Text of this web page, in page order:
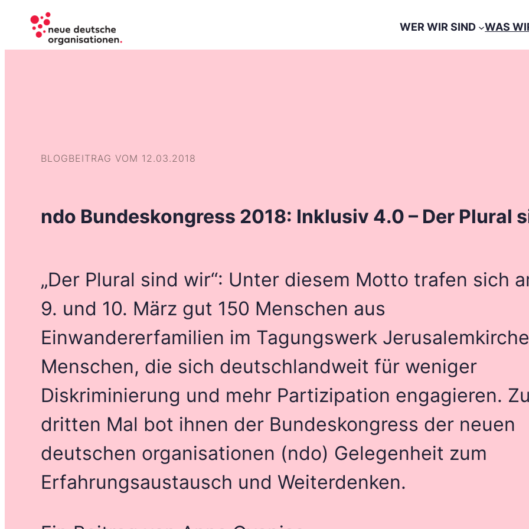
WER WIR SIND WAS
BLOGBEITRAG VOM 12.03.2018
ndo Bundeskongress 2018: Inklusiv 4.0 – Der Plural
„Der Plural sind wir“: Unter diesem Motto trafen sich
9. und 10. März gut 150 Menschen aus
Einwandererfamilien im Tagungswerk
Menschen, die sich deutschlandweit für weniger
Diskriminierung und mehr Partizipation engagieren.
dritten Mal bot ihnen der Bundeskongress der neuen
deutschen organisationen (ndo) Gelegenheit zum
Erfahrungsaustausch und Weiterdenken.